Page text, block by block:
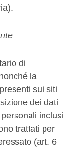
di
la
sui siti
dei dati
inclusi
trattati per
(art. 6